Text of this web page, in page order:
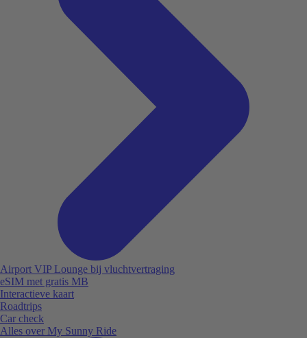
Airport VIP Lounge bij vluchtvertraging
eSIM met gratis MB
Interactieve kaart
Roadtrips
Car check
Alles over My Sunny Ride